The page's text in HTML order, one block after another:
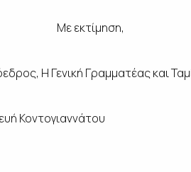
Με εκτίμηση,
Η Γενική Γραμματέας και
Κοντογιαννάτου